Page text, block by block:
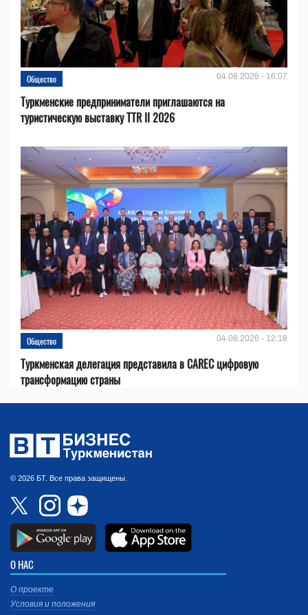
Общество 04.08.2026 - 16:07
Туркменские предприниматели приглашаются на
туристическую выставку TTR II 2026
Общество 04.08.2026 - 12:18
Туркменская делегация представила в CAREC цифровую
трансформацию страны
© 2026 БТ. Все права защищены.
О НАС
О проекте
Условия и положения